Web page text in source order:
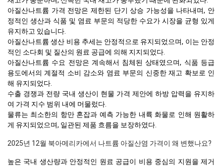
아질산나트륨 가격 전망은 제한된 단기 상승 가능성을 나타내며, 안
정적인 생산과 식품 및 염료 부문의 적당한 수요가 시장을 균형 있게
유지하고 있습니다.
아질산나트륨 생산 비용 추세는 안정적으로 유지되었으며, 이는 안정
적인 소다회 및 질산의 원료 공급에 의해 지지되었다.
아질산나트륨 수요 전망은 계속해서 침체된 상태였으며, 식품 등급
용도에서의 계절적 소비 감소와 염료 부문의 신중한 재고 확보로 인
해 유지되었다.
수출 경쟁과 전량 국내 생산이 현물 가격 제안에 하방 압력을 유지하
여 가격 지수 범위 내에 머물렀다.
물류는 최소한의 항만 혼잡과 예측 가능한 내륙 화물로 인해 원활하
게 유지되었으며, 일관된 제품 흐름을 보장하였다.
2025년 12월 북아메리카에서 나트륨 아질산염 가격이 왜 변했나요?
높은 국내 생산량과 안정적인 원료 공급이 비용 중심의 지원을 제거